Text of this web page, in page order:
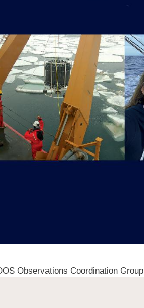
Observations Coordination Group